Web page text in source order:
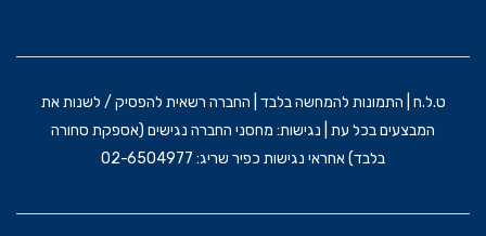
ט.ל.ח | התמונות להמחשה בלבד | החברה רשאית להפסיק / לשנות את
המבצעים בכל עת | נגישות: מחסני החברה נגישים (אספקת סחורה
בלבד) אחראי נגישות כפיר שריג: 02-6504977